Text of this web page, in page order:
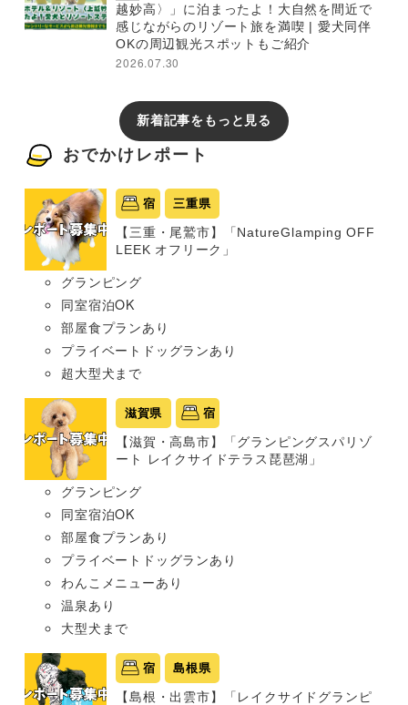
越妙高〉」に泊まったよ！大自然を間近で
感じながらのリゾート旅を満喫 | 愛犬同伴
OKの周辺観光スポットもご紹介
2026.07.30
新着記事をもっと見る
おでかけレポート
宿 三重県
【三重・尾鷲市】「NatureGlamping OFF
LEEK オフリーク」
グランピング
同室宿泊OK
部屋食プランあり
プライベートドッグランあり
超大型犬まで
滋賀県 宿
【滋賀・高島市】「グランピングスパリゾ
ート レイクサイドテラス琵琶湖」
グランピング
同室宿泊OK
部屋食プランあり
プライベートドッグランあり
わんこメニューあり
温泉あり
大型犬まで
宿 島根県
【島根・出雲市】「レイクサイドグランピ